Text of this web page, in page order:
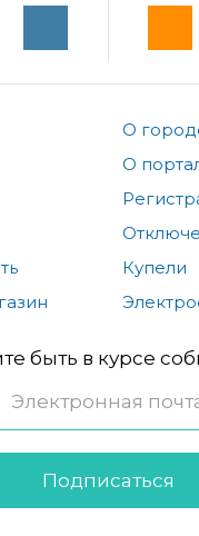
О
О
Купели
быть в курсе
Подписаться